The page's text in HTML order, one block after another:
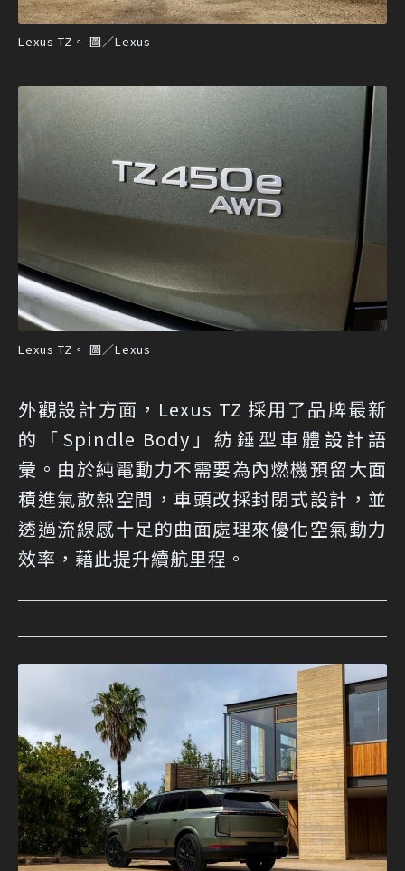
Lexus TZ。 圖／Lexus
Lexus TZ。 圖／Lexus
外觀設計方面，Lexus TZ 採用了品牌最新
的「Spindle Body」紡錘型車體設計語
彙。由於純電動力不需要為內燃機預留大面
積進氣散熱空間，車頭改採封閉式設計，並
透過流線感十足的曲面處理來優化空氣動力
效率，藉此提升續航里程。